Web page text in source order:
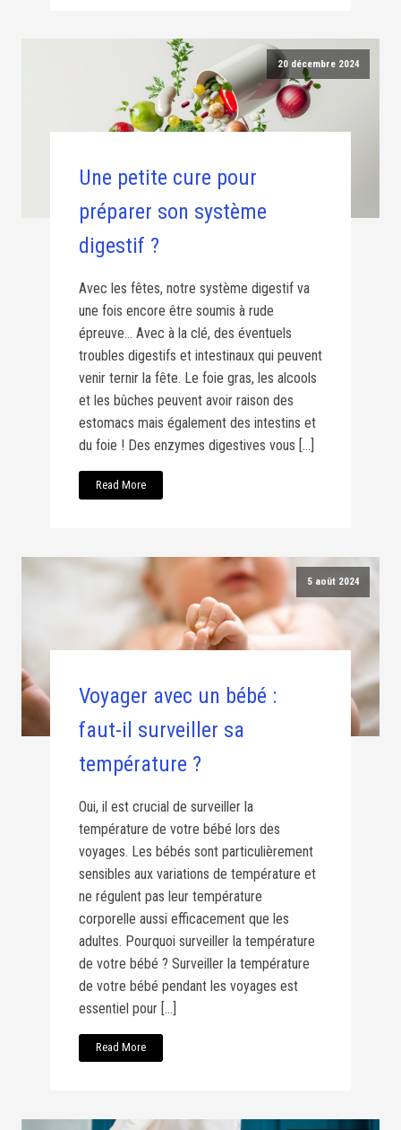
20 décembre 2024
Une petite cure pour
préparer son système
digestif ?
Avec les fêtes, notre système digestif va
une fois encore être soumis à rude
épreuve… Avec à la clé, des éventuels
troubles digestifs et intestinaux qui peuvent
venir ternir la fête. Le foie gras, les alcools
et les bûches peuvent avoir raison des
estomacs mais également des intestins et
du foie ! Des enzymes digestives vous […]
Read More
5 août 2024
Voyager avec un bébé :
faut-il surveiller sa
température ?
Oui, il est crucial de surveiller la
température de votre bébé lors des
voyages. Les bébés sont particulièrement
sensibles aux variations de température et
ne régulent pas leur température
corporelle aussi efficacement que les
adultes. Pourquoi surveiller la température
de votre bébé ? Surveiller la température
de votre bébé pendant les voyages est
essentiel pour […]
Read More